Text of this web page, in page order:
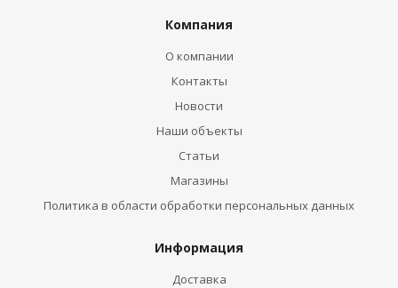
Компания
О компании
Контакты
Новости
Наши объекты
Статьи
Магазины
Политика в области обработки персональных данных
Информация
Доставка